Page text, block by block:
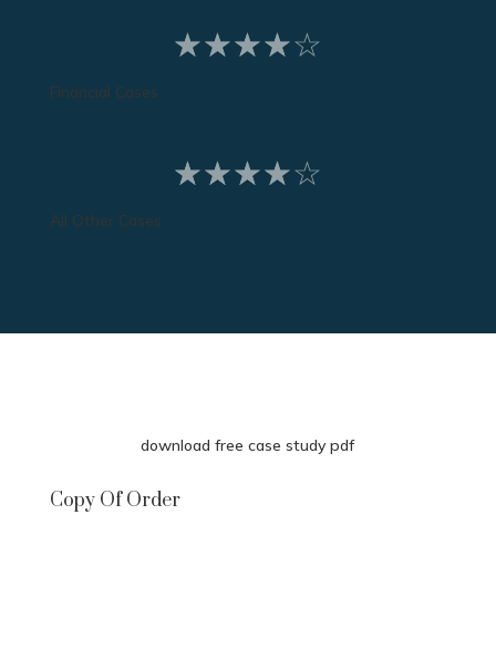
☆☆☆☆☆
Financial Cases
☆☆☆☆☆
All Other Cases
download free case study pdf
Copy Of Order